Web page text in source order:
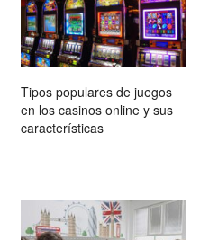
Tipos populares de juegos
en los casinos online y sus
características